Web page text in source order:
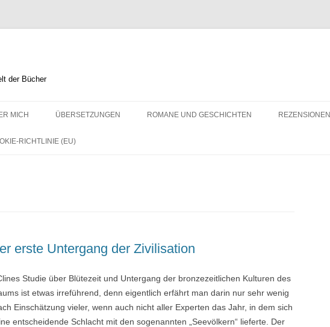
der Bücher
MICH ÜBERSETZUNGEN ROMANE UND GESCHICHTEN REZENSIONEN
RICHTLINIE (EU)
erste Untergang der Zivilisation
Studie über Blütezeit und Untergang der bronzezeitlichen Kulturen des
ist etwas irreführend, denn eigentlich erfährt man darin nur sehr wenig
Einschätzung vieler, wenn auch nicht aller Experten das Jahr, in dem sich
entscheidende Schlacht mit den sogenannten „Seevölkern“ lieferte. Der